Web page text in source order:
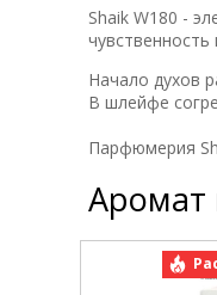
Shaik W180 -
Начало духов
В шлейфе
Парфюмерия
Аромат